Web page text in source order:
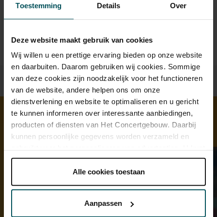
Toestemming Details Over
Deze website maakt gebruik van cookies
Wij willen u een prettige ervaring bieden op onze website
en daarbuiten. Daarom gebruiken wij cookies. Sommige
van deze cookies zijn noodzakelijk voor het functioneren
van de website, andere helpen ons om onze
dienstverlening en website te optimaliseren en u gericht
te kunnen informeren over interessante aanbiedingen,
producten of diensten van Het Concertgebouw. Daarbij
kunnen persoonlijke gegevens worden verzameld en
onder 'aanpassen' zelf welke cookies wij mogen
Lees onze cookieverklaring hier. Lees onze
Alle cookies toestaan
Aanpassen
u rolstoelplaatsen bestellen? Mail naar
kassa@concertgebouw.nl of bel de Concertgebouwlijn op
Ontdek meer